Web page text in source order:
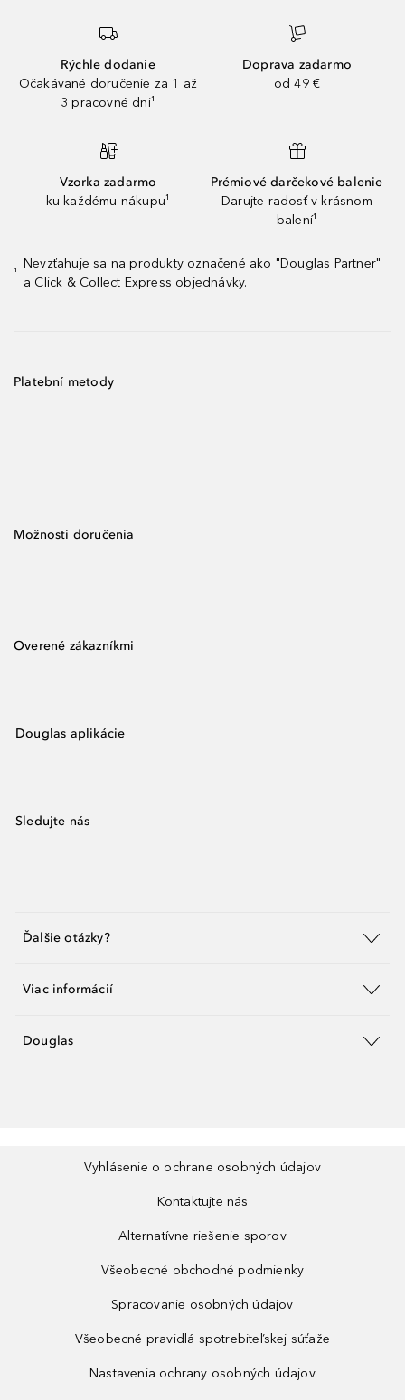
Rýchle dodanie
Očakávané doručenie za 1 až
3 pracovné dni¹
Doprava zadarmo
od 49 €
Vzorka zadarmo
ku každému nákupu¹
Prémiové darčekové balenie
Darujte radosť v krásnom
balení¹
¹
Nevzťahuje sa na produkty označené ako "Douglas Partner"
a Click & Collect Express objednávky.
Platební metody
Možnosti doručenia
Overené zákazníkmi
Douglas aplikácie
Sledujte nás
Ďalšie otázky?
Viac informácií
Douglas
Vyhlásenie o ochrane osobných údajov
Kontaktujte nás
Alternatívne riešenie sporov
Všeobecné obchodné podmienky
Spracovanie osobných údajov
Všeobecné pravidlá spotrebiteľskej súťaže
Nastavenia ochrany osobných údajov